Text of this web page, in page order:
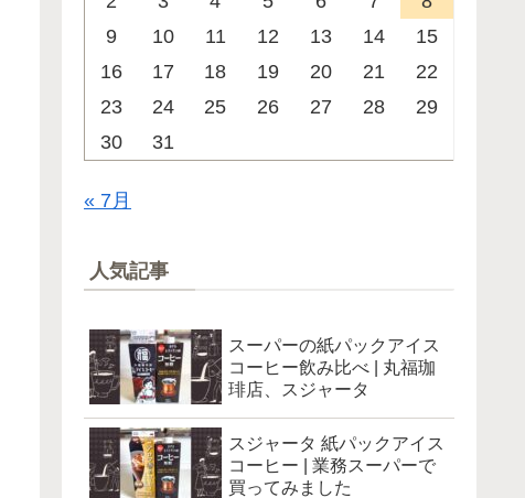
9
10 11 12 13 14
15
16
17 18 19 20 21
22
23
24 25 26 27 28
29
30
31
« 7月
人気記事
スーパーの紙パックアイス
コーヒー飲み比べ | 丸福珈
琲店、スジャータ
スジャータ 紙パックアイス
コーヒー | 業務スーパーで
買ってみました